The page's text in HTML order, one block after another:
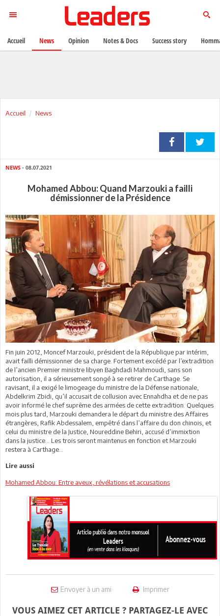
Accueil News
NEWS - 08.07.2021
Mohamed Abbou: Quand Marzouki a failli
démissionner de la Présidence
Fin juin 2012, Moncef Marzouki, président de la République par intérim,
avait failli démissionner de sa charge. Fortement excédé par l’extradition
de l’ancien Premier ministre libyen Baghdadi Mahmoudi, sans son
autorisation, il a sérieusement songé à se retirer de Carthage. Se
ravisant, il a exigé le limogeage du ministre de la Défense nationale,
Abdelkrim Zbidi, qu’il accusait de collusion avec Ennahdha et de ne pas
avoir informé le chef suprême des armées de cette extradition. Quelques
mois plus tard, Marzouki demandera le départ du ministre des Affaires
étrangères, Rafik Abdessalem, empêtré dans l’affaire du don chinois, et
celui du ministre de la Justice, Noureddine Behiri, accusé d’immixtion
dans la justice… Les trois seront maintenus en fonction et Marzouki
restera à Carthage…
Lire aussi
Mohamed Abbou: Entre aveux, révélations et accusations
Envoyer à un ami Imprimer
VOUS AIMEZ CET ARTICLE ? PARTAGEZ-LE AVEC
Accueil News Opinion Notes & Docs Success story